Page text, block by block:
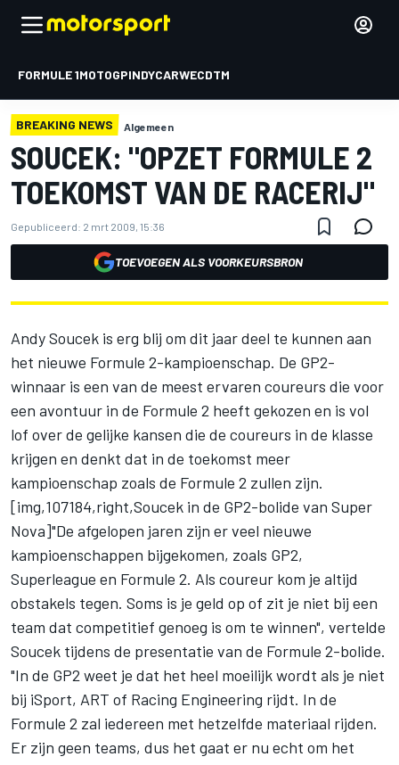
FORMULE 1MOTOGPINDYCARWECDTM
BREAKING NEWS Algemeen
SOUCEK: "OPZET FORMULE 2
TOEKOMST VAN DE RACERIJ"
Gepubliceerd: 2 mrt 2009, 15:36
TOEVOEGEN ALS VOORKEURSBRON
Andy Soucek is erg blij om dit jaar deel te kunnen aan
het nieuwe Formule 2-kampioenschap. De GP2-
winnaar is een van de meest ervaren coureurs die voor
een avontuur in de Formule 2 heeft gekozen en is vol
lof over de gelijke kansen die de coureurs in de klasse
krijgen en denkt dat in de toekomst meer
kampioenschap zoals de Formule 2 zullen zijn.
[img,107184,right,Soucek in de GP2-bolide van Super
Nova]"De afgelopen jaren zijn er veel nieuwe
kampioenschappen bijgekomen, zoals GP2,
Superleague en Formule 2. Als coureur kom je altijd
obstakels tegen. Soms is je geld op of zit je niet bij een
team dat competitief genoeg is om te winnen", vertelde
Soucek tijdens de presentatie van de Formule 2-bolide.
"In de GP2 weet je dat het heel moeilijk wordt als je niet
bij iSport, ART of Racing Engineering rijdt. In de
Formule 2 zal iedereen met hetzelfde materiaal rijden.
Er zijn geen teams, dus het gaat er nu echt om het